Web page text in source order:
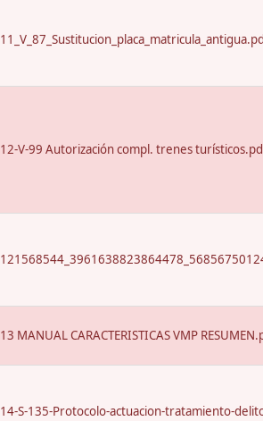
12-V-99 Autorización compl. trenes
13 MANUAL CARACTERISTICAS VMP
14-S-135-Protocolo-actuacion-tratamiento-